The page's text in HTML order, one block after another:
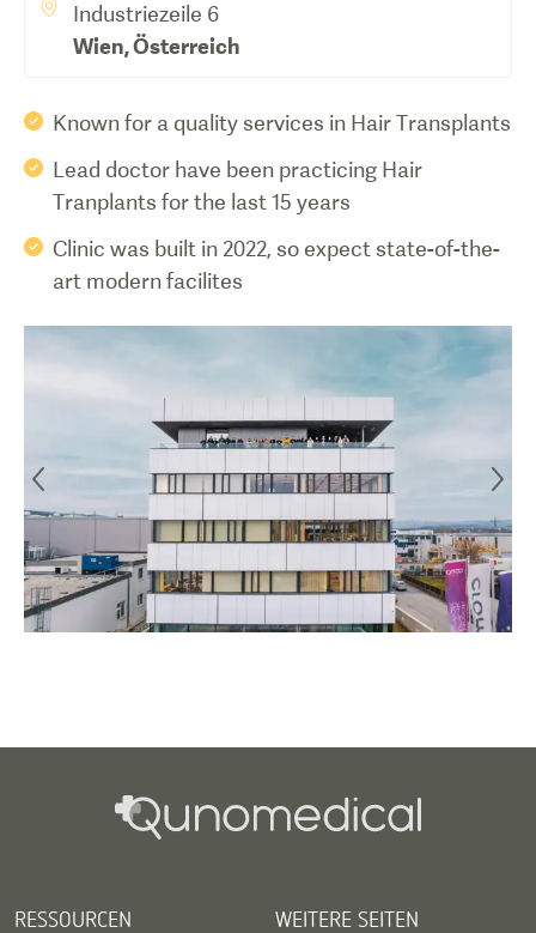
Industriezeile 6
Wien,Österreich
Known for a quality services in Hair Transplants
Lead doctor have been practicing Hair
Tranplants for the last 15 years
Clinic was built in 2022, so expect state-of-the-
art modern facilites
RESSOURCEN WEITERE SEITEN